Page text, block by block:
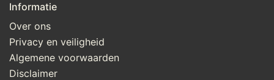
Informatie
Over ons
Privacy en veiligheid
Algemene voorwaarden
Disclaimer